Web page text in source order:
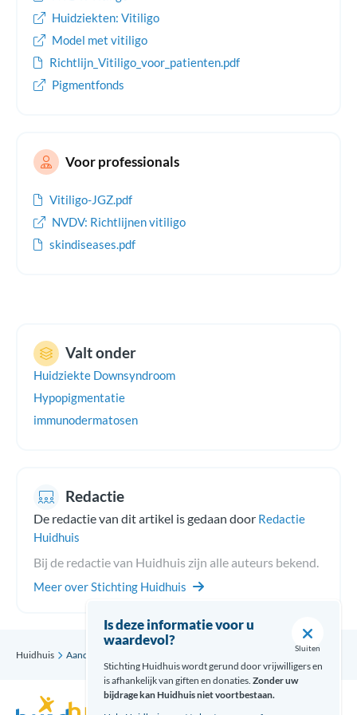
de psychosociale aspecten bij het ontstaan, het beloop en de
behandeling van de chronische huidziekte vitiligo.
Valt onder
Huidziekte Downsyndroom
Hypopigmentatie
immunodermatosen
Redactie
De redactie van dit artikel is gedaan door Redactie
Huidhuis
Bij de redactie van Huidhuis zijn alle auteurs bekend.
Meer over Stichting Huidhuis
Huidhuis Aandoening
Huidziekten: Vitiligo
Model met vitiligo
Richtlijn_Vitiligo_voor_patienten.pdf
Pigmentfonds
Voor professionals
Vitiligo-JGZ.pdf
NVDV: Richtlijnen vitiligo
skindiseases.pdf
Is deze informatie voor u
waardevol?
Sluiten
Stichting Huidhuis wordt gerund door vrijwilligers en
is afhankelijk van giften en donaties. Zonder uw
bijdrage kan Huidhuis niet voortbestaan.